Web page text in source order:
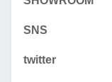
SNS
twitter